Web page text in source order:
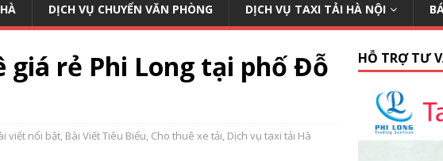
DỊCH VỤ CHUYỂN VĂN PHÒNG DỊCH VỤ TAXI TẢI HÀ NỘI
giá rẻ Phi Long tại phố Đỗ
viết nổi bật, Bài Viết Tiêu Biểu, Cho thuê xe tải, Dịch vụ taxi tải Hà
HỖ TRỢ TƯ